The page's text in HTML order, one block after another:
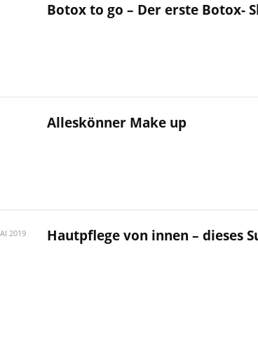
Botox to go – Der erste Botox-
Alleskönner Make up
2019 Hautpflege von innen – dieses